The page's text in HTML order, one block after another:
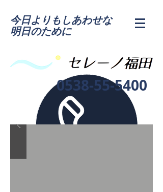
今日よりもしあわせな
明日のために
0538-55-5400